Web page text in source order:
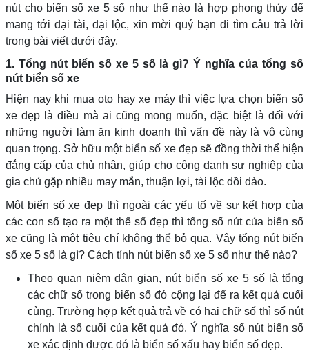
nút cho biển số xe 5 số như thế nào là hợp phong thủy để
mang tới đại tài, đại lộc, xin mời quý bạn đi tìm câu trả lời
trong bài viết dưới đây.
1. Tổng nút biển số xe 5 số là gì? Ý nghĩa của tổng số
nút biển số xe
Hiện nay khi mua oto hay xe máy thì việc lựa chọn biển số
xe đẹp là điều mà ai cũng mong muốn, đặc biệt là đối với
những người làm ăn kinh doanh thì vấn đề này là vô cùng
quan trọng. Sở hữu một biển số xe đẹp sẽ đồng thời thể hiện
đẳng cấp của chủ nhân, giúp cho công danh sự nghiệp của
gia chủ gặp nhiều may mắn, thuận lợi, tài lộc dồi dào.
Một biển số xe đẹp thì ngoài các yếu tố về sự kết hợp của
các con số tạo ra một thế số đẹp thì tổng số nút của biển số
xe cũng là một tiêu chí không thể bỏ qua. Vậy tổng nút biển
số xe 5 số là gì? Cách tính nút biển số xe 5 số như thế nào?
Theo quan niệm dân gian, nút biển số xe 5 số là tổng
các chữ số trong biển số đó cộng lại để ra kết quả cuối
cùng. Trường hợp kết quả trả về có hai chữ số thì số nút
chính là số cuối của kết quả đó. Ý nghĩa số nút biển số
xe xác định được đó là biển số xấu hay biển số đẹp.